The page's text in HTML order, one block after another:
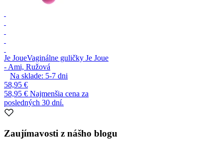
Je JoueVaginálne guličky Je Joue
- Ami, Ružová
Na sklade: 5-7 dni
58,95 €
58,95 € Najmenšia cena za
posledných 30 dní.
Zaujímavosti z nášho blogu